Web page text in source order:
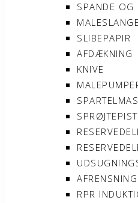
SPANDE OG
SLIBEPAPIR
AFDÆKNING
KNIVE
AFRENSNING
RPR